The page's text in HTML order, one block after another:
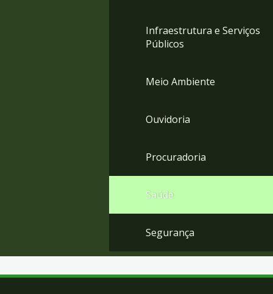
Infraestrutura e Serviços
Públicos
Meio Ambiente
Ouvidoria
Procuradoria
Saúde
Segurança